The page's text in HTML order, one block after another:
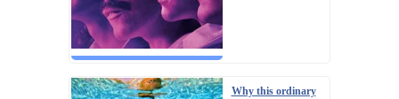
Why this ordinary